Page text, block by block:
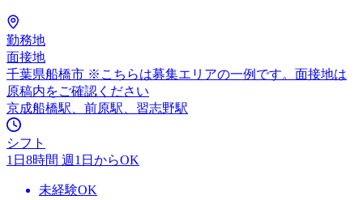
勤務地
面接地
千葉県船橋市 ※こちらは募集エリアの一例です。面接地は
原稿内をご確認ください
京成船橋駅、前原駅、習志野駅
シフト
1日8時間 週1日からOK
未経験OK